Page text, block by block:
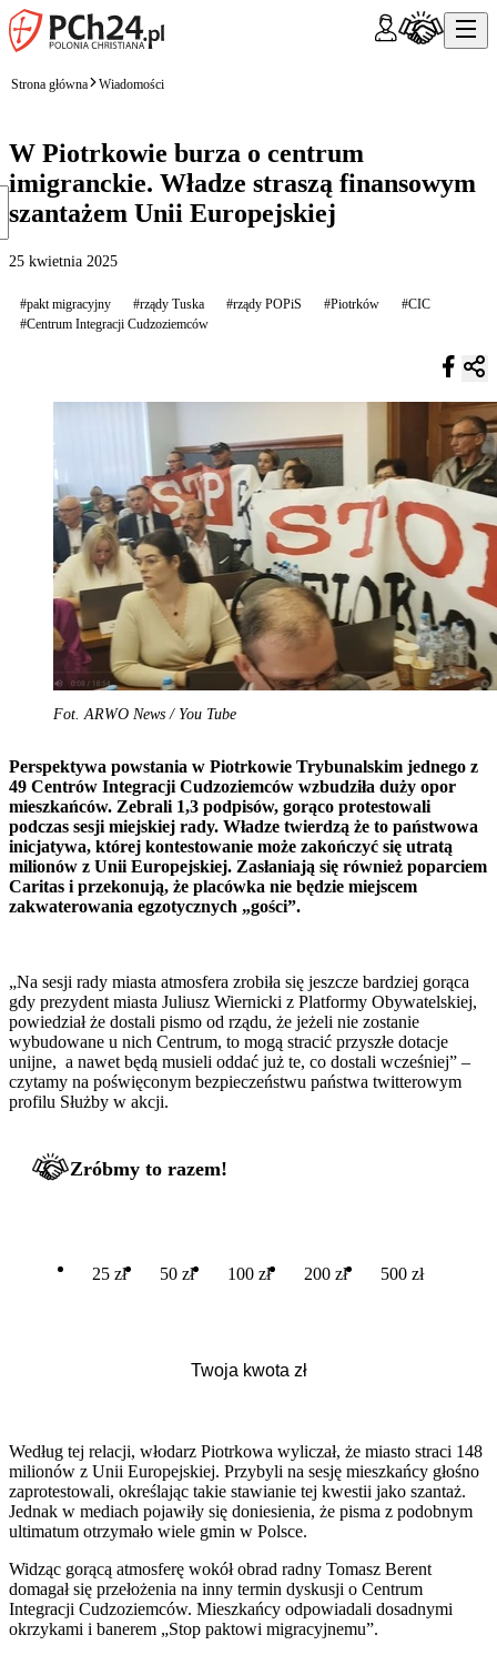
Strona główna Wiadomości
W Piotrkowie burza o centrum
imigranckie. Władze straszą finansowym
szantażem Unii Europejskiej
25 kwietnia 2025
#pakt migracyjny #rządy Tuska #rządy POPiS #Piotrków
#CIC
#Centrum Integracji Cudzoziemców
Fot. ARWO News / You Tube
Perspektywa powstania w Piotrkowie Trybunalskim jednego z
49 Centrów Integracji Cudzoziemców wzbudziła duży opor
mieszkańców. Zebrali 1,3 podpisów, gorąco protestowali
podczas sesji miejskiej rady. Władze twierdzą że to państwowa
inicjatywa, której kontestowanie może zakończyć się utratą
milionów z Unii Europejskiej. Zasłaniają się również poparciem
Caritas i przekonują, że placówka nie będzie miejscem
zakwaterowania egzotycznych „gości”.
„Na sesji rady miasta atmosfera zrobiła się jeszcze bardziej gorąca
gdy prezydent miasta Juliusz Wiernicki z Platformy Obywatelskiej,
powiedział że dostali pismo od rządu, że jeżeli nie zostanie
wybudowane u nich Centrum, to mogą stracić przyszłe dotacje
unijne, a nawet będą musieli oddać już te, co dostali wcześniej” –
czytamy na poświęconym bezpieczeństwu państwa twitterowym
profilu Służby w akcji.
Zróbmy to razem!
25 zł 50 zł 100 zł 200 zł 500 zł
Według tej relacji, włodarz Piotrkowa wyliczał, że miasto straci 148
milionów z Unii Europejskiej. Przybyli na sesję mieszkańcy głośno
zaprotestowali, określając takie stawianie tej kwestii jako szantaż.
Jednak w mediach pojawiły się doniesienia, że pisma z podobnym
ultimatum otrzymało wiele gmin w Polsce.
Widząc gorącą atmosferę wokół obrad radny Tomasz Berent
domagał się przełożenia na inny termin dyskusji o Centrum
Integracji Cudzoziemców. Mieszkańcy odpowiadali dosadnymi
okrzykami i banerem „Stop paktowi migracyjnemu”.